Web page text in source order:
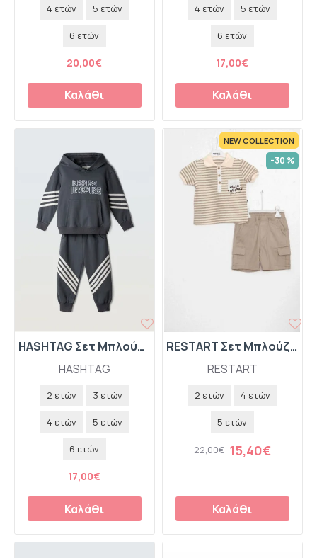
4 ετών 5 ετών
6 ετών
20,00€
Καλάθι
4 ετών 5 ετών
6 ετών
17,00€
Καλάθι
HASHTAG
HASHTAG Σετ Μπλούζα Φούτερ με Κουκούλα και Παντελόνι Φόρμας "Unspire Inspire" 267833 Γκρι
2 ετών 3 ετών
4 ετών 5 ετών
6 ετών
17,00€
Καλάθι
NEW COLLECTION
-30 %
RESTART
RESTART Σετ Μπλούζα Πόλο και Βερμούδα "Hello Tuesday" 26-11154 Άμμου
2 ετών 4 ετών
5 ετών
15,40€
22,00€
Καλάθι